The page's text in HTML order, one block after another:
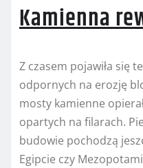
Kamienna
Z czasem pojawiła się
odpornych na erozję
mosty kamienne
opartych na filarach.
budowie pochodzą
Egipcie czy